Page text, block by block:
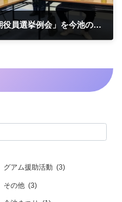
令和8年3月24日、第777回「次期役員選挙例会」を今池の7R3Z合同事務局会議室で行いました。
グアム援助活動 (3)
その他 (3)